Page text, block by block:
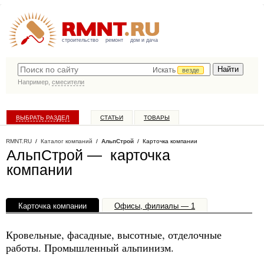
строительство ремонт дом и дача
Искать
везде
Например, смесители
ВЫБРАТЬ РАЗДЕЛ СТАТЬИ ТОВАРЫ
RMNT.RU / Каталог компаний / АльпСтрой / Карточка компании
АльпСтрой — карточка
компании
Карточка компании Офисы, филиалы — 1
Кровельные, фасадные, высотные, отделочные
работы. Промышленный альпинизм.